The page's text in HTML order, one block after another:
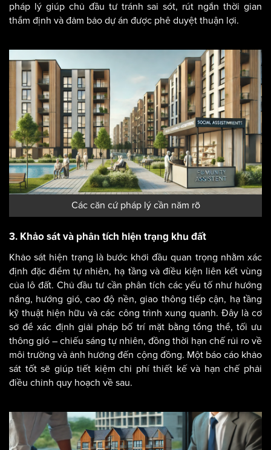
pháp lý giúp chủ đầu tư tránh sai sót, rút ngắn thời gian
thẩm định và đảm bảo dự án được phê duyệt thuận lợi.
Các căn cứ pháp lý cần năm rõ
3. Khảo sát và phân tích hiện trạng khu đất
Khảo sát hiện trạng là bước khởi đầu quan trọng nhằm xác
định đặc điểm tự nhiên, hạ tầng và điều kiện liên kết vùng
của lô đất. Chủ đầu tư cần phân tích các yếu tố như hướng
nắng, hướng gió, cao độ nền, giao thông tiếp cận, hạ tầng
kỹ thuật hiện hữu và các công trình xung quanh. Đây là cơ
sở để xác định giải pháp bố trí mặt bằng tổng thể, tối ưu
thông gió – chiếu sáng tự nhiên, đồng thời hạn chế rủi ro về
môi trường và ảnh hưởng đến cộng đồng. Một báo cáo khảo
sát tốt sẽ giúp tiết kiệm chi phí thiết kế và hạn chế phải
điều chỉnh quy hoạch về sau.